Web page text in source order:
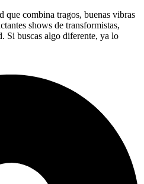
que combina tragos, buenas vibras
shows de transformistas,
Si buscas algo diferente, ya lo